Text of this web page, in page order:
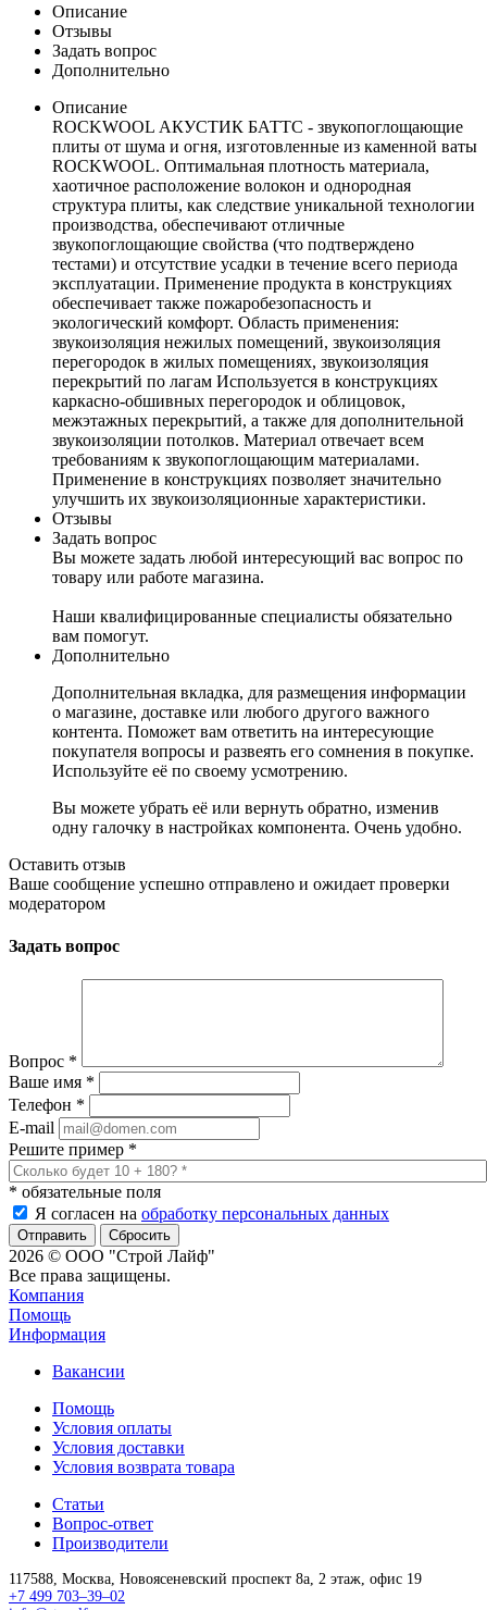
Описание
Отзывы
Задать вопрос
Дополнительно
Описание
ROCKWOOL АКУСТИК БАТТС - звукопоглощающие
плиты от шума и огня, изготовленные из каменной ваты
ROCKWOOL. Оптимальная плотность материала,
хаотичное расположение волокон и однородная
структура плиты, как следствие уникальной технологии
производства, обеспечивают отличные
звукопоглощающие свойства (что подтверждено
тестами) и отсутствие усадки в течение всего периода
эксплуатации. Применение продукта в конструкциях
обеспечивает также пожаробезопасность и
экологический комфорт. Область применения:
звукоизоляция нежилых помещений, звукоизоляция
перегородок в жилых помещениях, звукоизоляция
перекрытий по лагам Используется в конструкциях
каркасно-обшивных перегородок и облицовок,
межэтажных перекрытий, а также для дополнительной
звукоизоляции потолков. Материал отвечает всем
требованиям к звукопоглощающим материалами.
Применение в конструкциях позволяет значительно
улучшить их звукоизоляционные характеристики.
Отзывы
Задать вопрос
Вы можете задать любой интересующий вас вопрос по
товару или работе магазина.
Наши квалифицированные специалисты обязательно
вам помогут.
Дополнительно
Дополнительная вкладка, для размещения информации
о магазине, доставке или любого другого важного
контента. Поможет вам ответить на интересующие
покупателя вопросы и развеять его сомнения в покупке.
Используйте её по своему усмотрению.
Вы можете убрать её или вернуть обратно, изменив
одну галочку в настройках компонента. Очень удобно.
Оставить отзыв
Ваше сообщение успешно отправлено и ожидает проверки
модератором
Задать вопрос
Вопрос *
Ваше имя *
Телефон *
E-mail
Решите пример *
* обязательные поля
Я согласен на обработку персональных данных
Сбросить
2026 © ООО "Строй Лайф"
Все права защищены.
Компания
Помощь
Информация
Вакансии
Помощь
Условия оплаты
Условия доставки
Условия возврата товара
Статьи
Вопрос-ответ
Производители
117588, Москва, Новоясеневский проспект 8а, 2 этаж, офис 19
+7 499 703–39–02